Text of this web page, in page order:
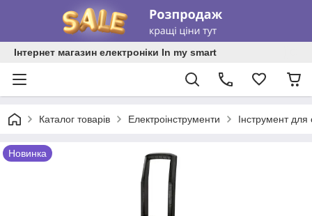
Інтернет магазин електроніки In my smart
Каталог товарів Електроінструменти Інструмент для
Новинка